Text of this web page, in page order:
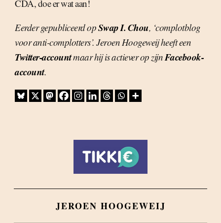
CDA, doe er wat aan!
Eerder gepubliceerd opSwap I. Chou, ‘complotblog
voor anti-complotters’. Jeroen Hoogeweij heeft een
Twitter-accountmaar hij is actiever op zijnFacebook-
account.
JEROEN HOOGEWEIJ